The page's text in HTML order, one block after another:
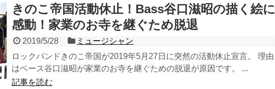
きのこ帝国活動休止！Bass谷口滋昭の描く絵に
感動！家業のお寺を継ぐため脱退
2019/5/28
ミュージシャン
ロックバンドきのこ帝国が2019年5月27日に突然の活動休止宣言。 理由
はベース谷口滋昭が家業のお寺を継ぐための脱退が原因です。 ...
記事を読む